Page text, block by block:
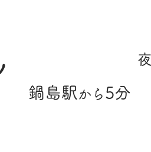
​鍋島駅 から 5分